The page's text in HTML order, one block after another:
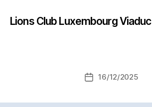
Lions Club Luxembourg Viaduc
Post16/12/2025